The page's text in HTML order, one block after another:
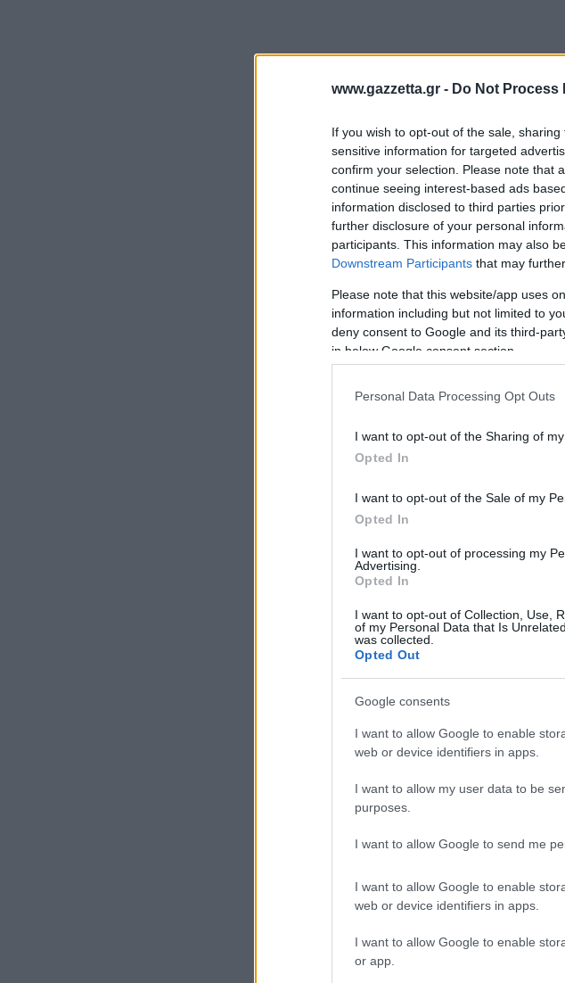
www.gazzetta.gr - Do Not Process
If you wish to opt-out of the sale,
sensitive information for targeted
confirm your selection. Please note that
continue seeing interest-based ads
information disclosed to third parties
further disclosure of your personal
participants. This information may also
Downstream Participants that may
Please note that this website/app uses
information including but not limited to
deny consent to Google and its third-
in below Google consent section.
Personal Data Processing Opt Outs
I want to opt-out of the Sharing of
Opted In
I want to opt-out of the Sale of my
Opted In
I want to opt-out of processing my
Advertising.
Opted In
I want to opt-out of Collection, Use,
of my Personal Data that Is
was collected.
Opted Out
Google consents
I want to allow Google to enable
web or device identifiers in apps.
I want to allow my user data to be
purposes.
I want to allow Google to send me
I want to allow Google to enable
web or device identifiers in apps.
I want to allow Google to enable
or app.